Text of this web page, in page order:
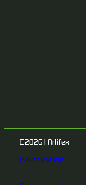
©2026 | Artifex
Privacybeleid